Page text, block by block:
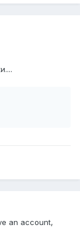
an account,